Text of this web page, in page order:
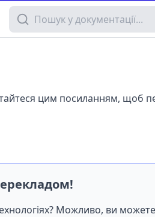
Пошук у документації
цим посиланням, щоб
Можливо, ви